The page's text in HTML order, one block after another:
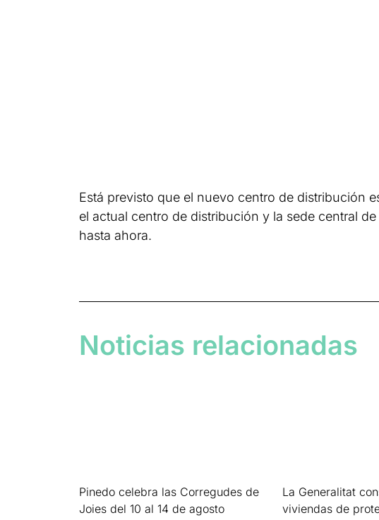
Está previsto que el nuevo centro de distribución
el actual centro de distribución y la sede central
hasta ahora.
Noticias relacionadas
Pinedo celebra las Corregudes de
Joies del 10 al 14 de agosto
La Generalitat
viviendas de